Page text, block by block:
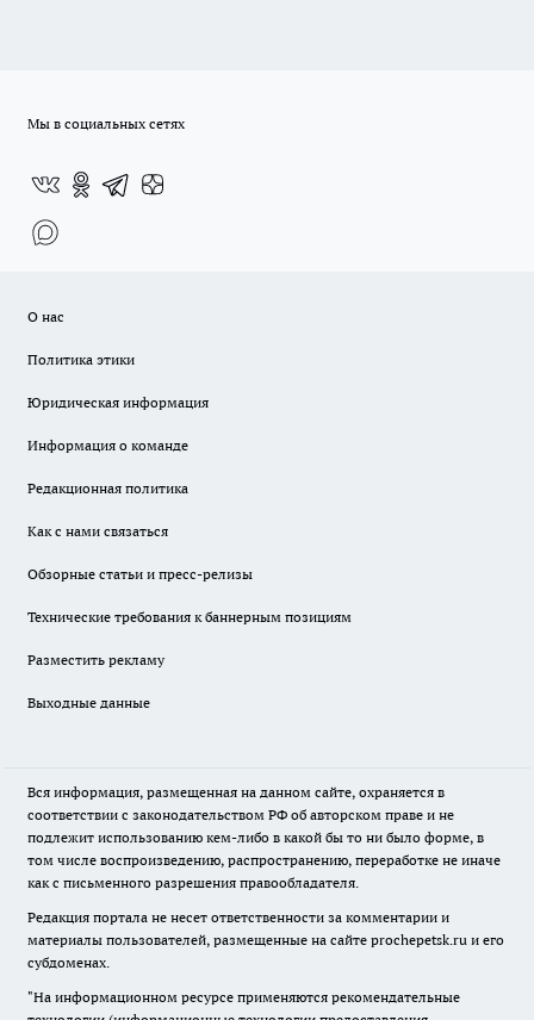
Мы в социальных сетях
О нас
Политика этики
Юридическая информация
Информация о команде
Редакционная политика
Как с нами связаться
Обзорные статьи и пресс-релизы
Технические требования к баннерным позициям
Разместить рекламу
Выходные данные
Вся информация, размещенная на данном сайте, охраняется в
соответствии с законодательством РФ об авторском праве и не
подлежит использованию кем-либо в какой бы то ни было форме, в
том числе воспроизведению, распространению, переработке не иначе
как с письменного разрешения правообладателя.
Редакция портала не несет ответственности за комментарии и
материалы пользователей, размещенные на сайте prochepetsk.ru и его
субдоменах.
"На информационном ресурсе применяются рекомендательные